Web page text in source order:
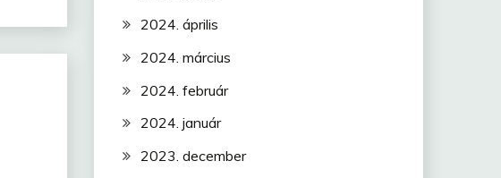
2024. április
2024. március
2024. február
2024. január
2023. december